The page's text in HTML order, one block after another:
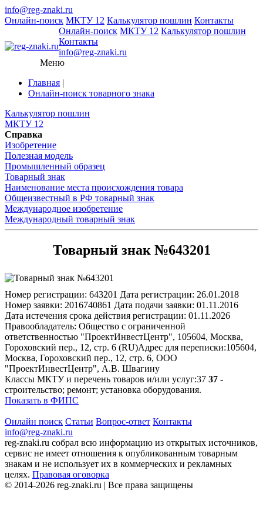
info@reg-znaki.ru
Онлайн-поиск МКТУ 12 Калькулятор пошлин Контакты
Онлайн-поиск МКТУ 12 Калькулятор пошлин
Контакты
info@reg-znaki.ru
Меню
Главная |
Онлайн-поиск товарного знака
Калькулятор пошлин
МКТУ 12
Справка
Изобретение
Полезная модель
Промышленный образец
Товарный знак
Наименование места происхождения товара
Общеизвестный в РФ товарный знак
Международное изобретение
Международный товарный знак
Товарный знак №643201
Номер регистрации: 643201 Дата регистрации: 26.01.2018
Номер заявки: 2016740861 Дата подачи заявки: 01.11.2016
Дата истечения срока действия регистрации: 01.11.2026
Правообладатель: Общество с ограниченной
ответственностью "ПроектИнвестЦентр", 105604, Москва,
Гороховский пер., 12, стр. 6 (RU)Адрес для переписки:105604,
Москва, Гороховский пер., 12, стр. 6, ООО
"ПроектИнвестЦентр", А.В. Швагину
Классы МКТУ и перечень товаров и/или услуг:37 37 -
строительство; ремонт; установка оборудования.
Показать в ФИПС
Онлайн поиск Статьи Вопрос-ответ Контакты
info@reg-znaki.ru
reg-znaki.ru собрал всю информацию из открытых источников,
сервис не имеет отношения к опубликованным товарным
знакам и не использует их в коммерческих и рекламных
целях. Правовая оговорка
© 2014-2026 reg-znaki.ru | Все права защищены